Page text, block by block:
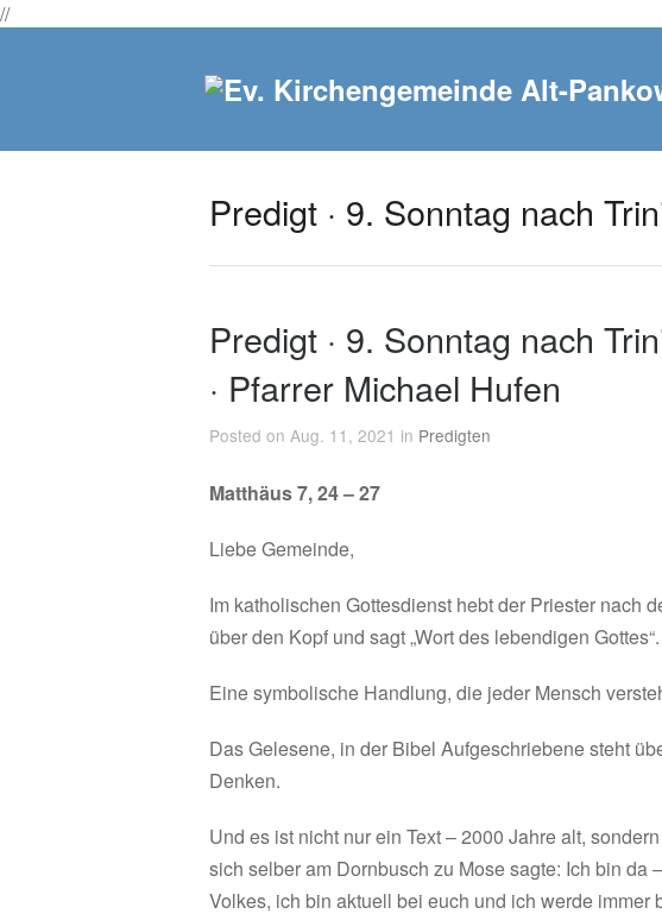
//
Predigt · 9. Sonntag nach
Predigt · 9. Sonntag nach
· Pfarrer Michael Hufen
Posted on Aug. 11, 2021 in Predigten
Matthäus 7, 24 – 27
Liebe Gemeinde,
Im katholischen Gottesdienst hebt der Priester nach
über den Kopf und sagt „Wort des lebendigen Gottes“.
Eine symbolische Handlung, die jeder Mensch
Das Gelesene, in der Bibel Aufgeschriebene steht
Denken.
Und es ist nicht nur ein Text – 2000 Jahre alt,
sich selber am Dornbusch zu Mose sagte: Ich bin da
Volkes, ich bin aktuell bei euch und ich werde immer